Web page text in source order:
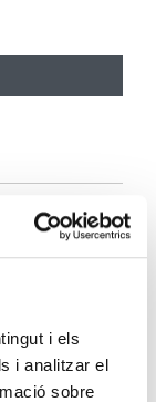
i els
i analitzar el
sobre